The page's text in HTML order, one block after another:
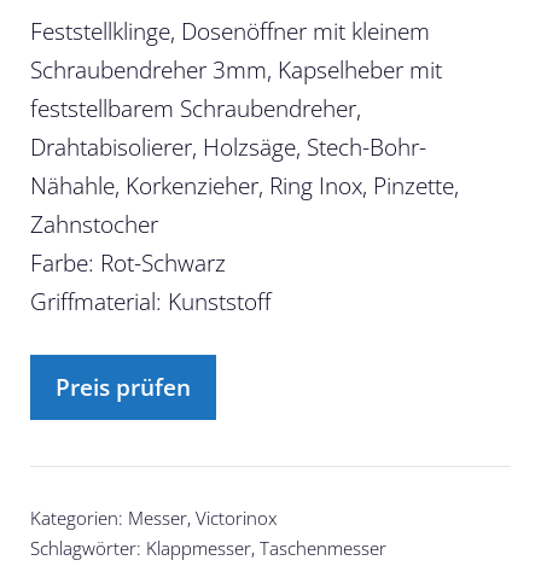
Feststellklinge, Dosenöffner mit kleinem
Schraubendreher 3mm, Kapselheber mit
feststellbarem Schraubendreher,
Drahtabisolierer, Holzsäge, Stech-Bohr-
Nähahle, Korkenzieher, Ring Inox, Pinzette,
Zahnstocher
Farbe: Rot-Schwarz
Griffmaterial: Kunststoff
Preis prüfen
Kategorien: Messer, Victorinox
Schlagwörter: Klappmesser, Taschenmesser